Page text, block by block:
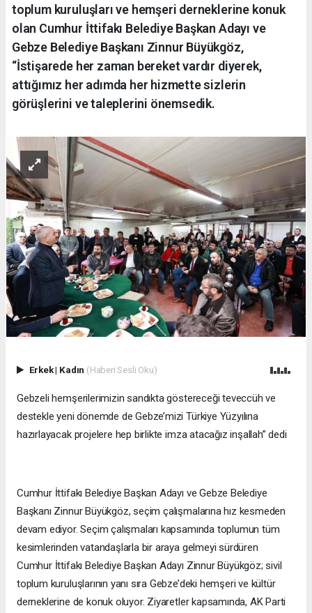
toplum kuruluşları ve hemşeri derneklerine konuk
olan Cumhur İttifakı Belediye Başkan Adayı ve
Gebze Belediye Başkanı Zinnur Büyükgöz,
“İstişarede her zaman bereket vardır diyerek,
attığımız her adımda her hizmette sizlerin
görüşlerini ve taleplerini önemsedik.
Erkek| Kadın (Haberi Sesli Oku)
Gebzeli hemşerilerimizin sandıkta göstereceği teveccüh ve
destekle yeni dönemde de Gebze’mizi Türkiye Yüzyılına
hazırlayacak projelere hep birlikte imza atacağız inşallah” dedi
Cumhur İttifakı Belediye Başkan Adayı ve Gebze Belediye
Başkanı Zinnur Büyükgöz, seçim çalışmalarına hız kesmeden
devam ediyor. Seçim çalışmaları kapsamında toplumun tüm
kesimlerinden vatandaşlarla bir araya gelmeyi sürdüren
Cumhur İttifakı Belediye Başkan Adayı Zinnur Büyükgöz; sivil
toplum kuruluşlarının yanı sıra Gebze’deki hemşeri ve kültür
derneklerine de konuk oluyor. Ziyaretler kapsamında, AK Parti